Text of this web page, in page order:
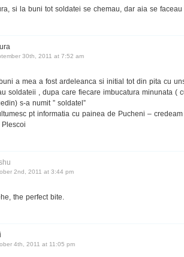
si la buni tot soldatei se chemau, dar aia se
30th, 2011 at 7:52 am
a mea a fost ardeleanca si initial tot din pita cu
soldateii , dupa care fiecare imbucatura minunata (
s-a numit ” soldatel”
pt informatia cu painea de Pucheni –
Plescoi
2nd, 2011 at 3:44 pm
the perfect bite.
4th, 2011 at 11:05 pm